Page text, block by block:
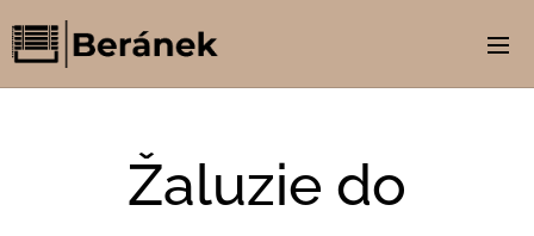
Žaluzie do